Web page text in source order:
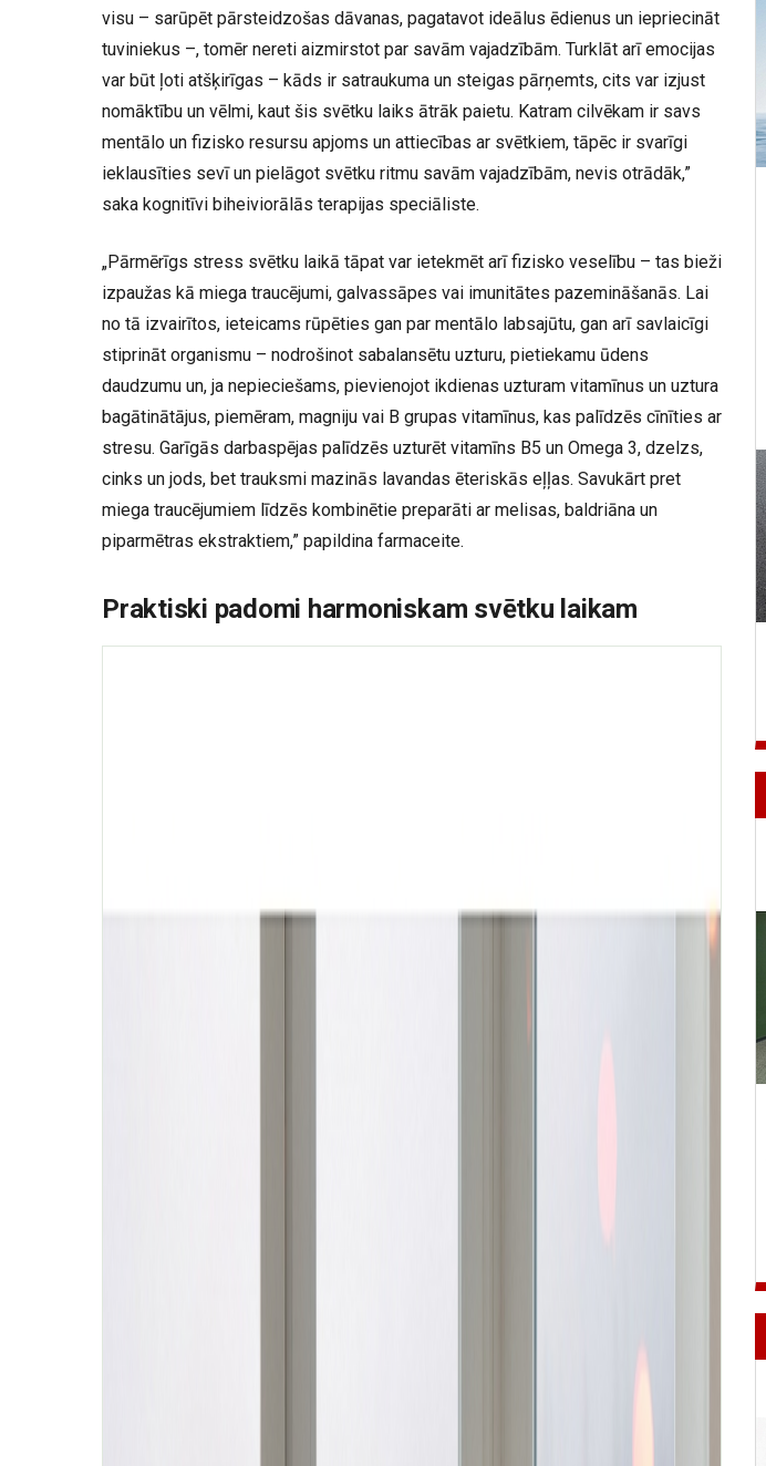
visu – sarūpēt pārsteidzošas dāvanas, pagatavot ideālus ēdienus un iepriecināt
tuviniekus –, tomēr nereti aizmirstot par savām vajadzībām. Turklāt arī emocijas
var būt ļoti atšķirīgas – kāds ir satraukuma un steigas pārņemts, cits var izjust
nomāktību un vēlmi, kaut šis svētku laiks ātrāk paietu. Katram cilvēkam ir savs
mentālo un fizisko resursu apjoms un attiecības ar svētkiem, tāpēc ir svarīgi
ieklausīties sevī un pielāgot svētku ritmu savām vajadzībām, nevis otrādāk,”
saka kognitīvi biheiviorālās terapijas speciāliste.
„Pārmērīgs stress svētku laikā tāpat var ietekmēt arī fizisko veselību – tas bieži
izpaužas kā miega traucējumi, galvassāpes vai imunitātes pazemināšanās. Lai
no tā izvairītos, ieteicams rūpēties gan par mentālo labsajūtu, gan arī savlaicīgi
stiprināt organismu – nodrošinot sabalansētu uzturu, pietiekamu ūdens
daudzumu un, ja nepieciešams, pievienojot ikdienas uzturam vitamīnus un uztura
bagātinātājus, piemēram, magniju vai B grupas vitamīnus, kas palīdzēs cīnīties ar
stresu. Garīgās darbaspējas palīdzēs uzturēt vitamīns B5 un Omega 3, dzelzs,
cinks un jods, bet trauksmi mazinās lavandas ēteriskās eļļas. Savukārt pret
miega traucējumiem līdzēs kombinētie preparāti ar melisas, baldriāna un
piparmētras ekstraktiem,” papildina farmaceite.
Praktiski padomi harmoniskam svētku laikam